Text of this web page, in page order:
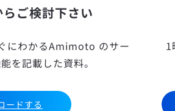
ご検討下さい
にわかるAmimoto のサー
を記載した資料。
ードする
1